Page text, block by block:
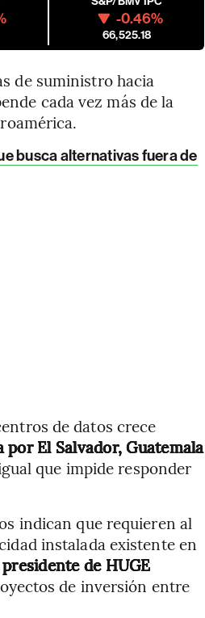
-0.46%
66,525.18
de suministro hacia
cada vez más de la
busca alternativas fuera de
de datos crece
El Salvador, Guatemala
que impide responder
indican que requieren al
instalada existente en
de HUGE
de inversión entre